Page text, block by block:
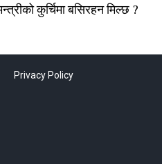
कुर्चिमा बसिरहन मिल्छ ?
Privacy Policy